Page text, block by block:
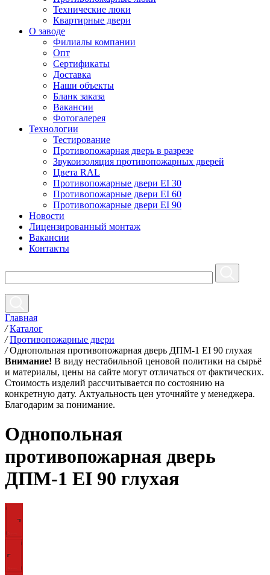
Технические люки
Квартирные двери
О заводе
Филиалы компании
Опт
Сертификаты
Доставка
Наши объекты
Бланк заказа
Вакансии
Фотогалерея
Технологии
Тестирование
Противопожарная дверь в разрезе
Звукоизоляция противопожарных дверей
Цвета RAL
Противопожарные двери EI 30
Противопожарные двери EI 60
Противопожарные двери EI 90
Новости
Лицензированный монтаж
Вакансии
Контакты
Главная
/ Каталог
/ Противопожарные двери
/ Однопольная противопожарная дверь ДПМ-1 EI 90 глухая
Внимание! В виду нестабильной ценовой политики на сырьё
и материалы, цены на сайте могут отличаться от фактических.
Стоимость изделий рассчитывается по состоянию на
конкретную дату. Актуальность цен уточняйте у менеджера.
Благодарим за понимание.
Однопольная
противопожарная дверь
ДПМ-1 EI 90 глухая